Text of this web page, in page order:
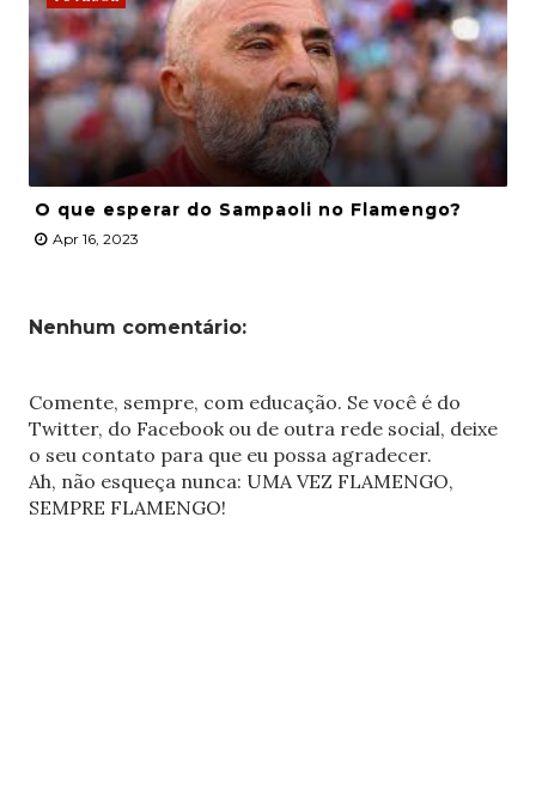
O que esperar do Sampaoli no Flamengo?
Apr 16, 2023
Nenhum comentário:
Comente, sempre, com educação. Se você é do
Twitter, do Facebook ou de outra rede social, deixe
o seu contato para que eu possa agradecer.
Ah, não esqueça nunca: UMA VEZ FLAMENGO,
SEMPRE FLAMENGO!